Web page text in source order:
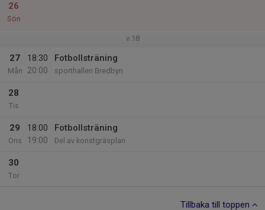
26
Sön
v.18
27
Mån
18:30
20:00
Fotbollsträning
sporthallen Bredbyn
28
Tis
29
Ons
18:00
19:00
Fotbollsträning
Del av konstgräsplan
30
Tor
Tillbaka till toppen